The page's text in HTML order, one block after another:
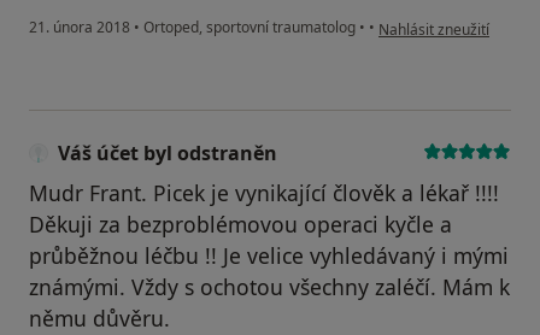
21. února 2018 • Ortoped, sportovní traumatolog • • podle názoru uživatele
Nahlásit zneužití
Váš účet byl odstraněn
Mudr Frant. Picek je vynikající člověk a lékař !!!!
Děkuji za bezproblémovou operaci kyčle a
průběžnou léčbu !! Je velice vyhledávaný i mými
známými. Vždy s ochotou všechny zaléčí. Mám k
němu důvěru.